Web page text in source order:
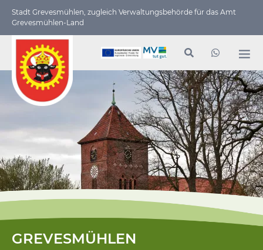
Stadt Grevesmühlen, zugleich Verwaltungs­behörde für das Amt
Grevesmühlen-Land
GREVESMÜHLEN